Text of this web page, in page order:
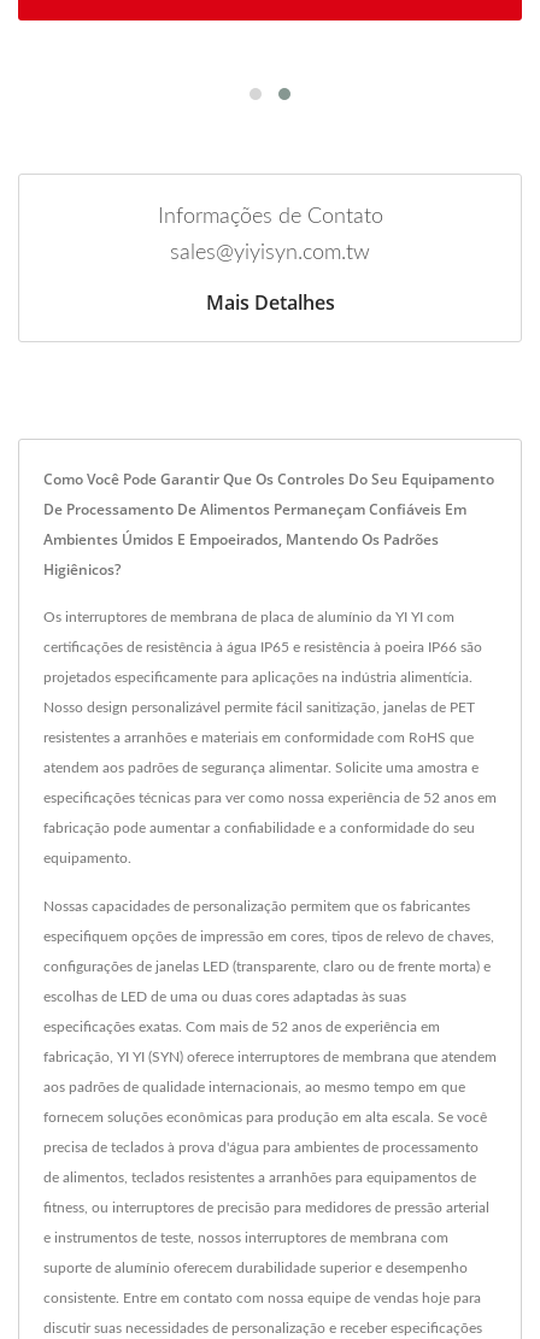
Informações de Contato
sales@yiyisyn.com.tw
Mais Detalhes
Como Você Pode Garantir Que Os Controles Do Seu Equipamento
De Processamento De Alimentos Permaneçam Confiáveis Em
Ambientes Úmidos E Empoeirados, Mantendo Os Padrões
Higiênicos?
Os interruptores de membrana de placa de alumínio da YI YI com
certificações de resistência à água IP65 e resistência à poeira IP66 são
projetados especificamente para aplicações na indústria alimentícia.
Nosso design personalizável permite fácil sanitização, janelas de PET
resistentes a arranhões e materiais em conformidade com RoHS que
atendem aos padrões de segurança alimentar. Solicite uma amostra e
especificações técnicas para ver como nossa experiência de 52 anos em
fabricação pode aumentar a confiabilidade e a conformidade do seu
equipamento.
Nossas capacidades de personalização permitem que os fabricantes
especifiquem opções de impressão em cores, tipos de relevo de chaves,
configurações de janelas LED (transparente, claro ou de frente morta) e
escolhas de LED de uma ou duas cores adaptadas às suas
especificações exatas. Com mais de 52 anos de experiência em
fabricação, YI YI (SYN) oferece interruptores de membrana que atendem
aos padrões de qualidade internacionais, ao mesmo tempo em que
fornecem soluções econômicas para produção em alta escala. Se você
precisa de teclados à prova d'água para ambientes de processamento
de alimentos, teclados resistentes a arranhões para equipamentos de
fitness, ou interruptores de precisão para medidores de pressão arterial
e instrumentos de teste, nossos interruptores de membrana com
suporte de alumínio oferecem durabilidade superior e desempenho
consistente. Entre em contato com nossa equipe de vendas hoje para
discutir suas necessidades de personalização e receber especificações